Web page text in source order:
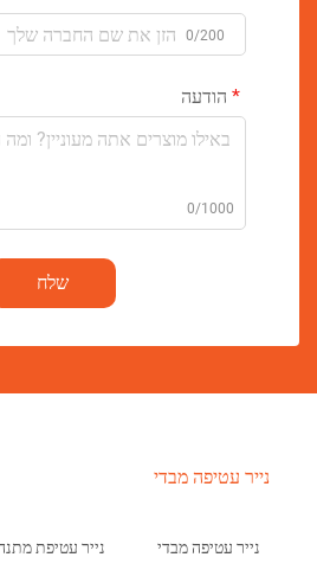
0/200
הודעה
0/1000
שלח
נייר עטיפה מבדי
נייר עטיפה מבדי נייר עטיפת מתנה